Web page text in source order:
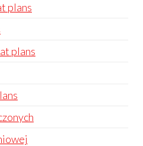
plans
plans